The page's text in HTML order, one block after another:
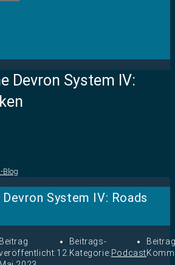
Devron System IV:
Blog
System IV: Roads
Beitrag
12.
Beitrags-
Kategorie: Podcast